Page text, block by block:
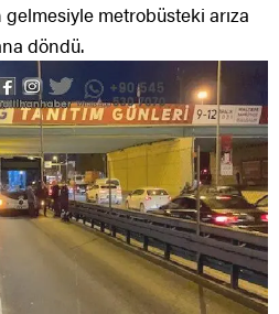
gelmesiyle metrobüsteki arıza
döndü.